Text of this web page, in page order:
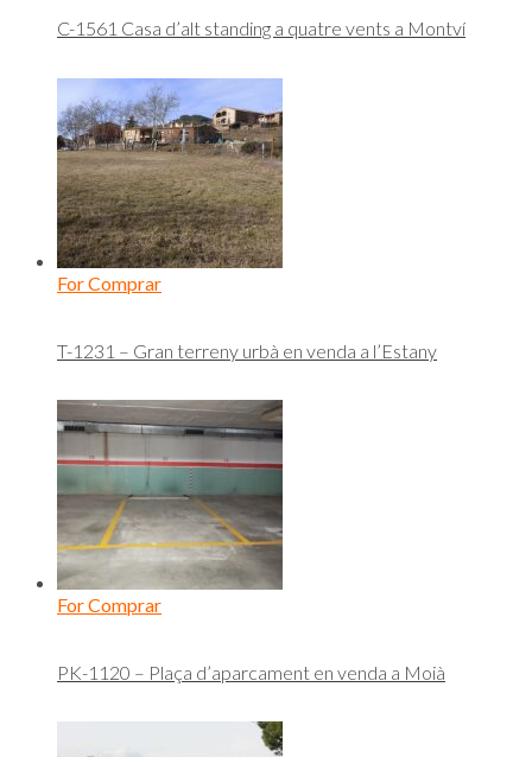
C-1561 Casa d’alt standing a quatre vents a Montví
For Comprar
T-1231 – Gran terreny urbà en venda a l’Estany
For Comprar
PK-1120 – Plaça d’aparcament en venda a Moià